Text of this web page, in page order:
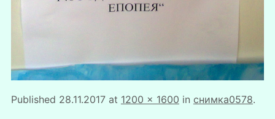
Published 28.11.2017at 1200 × 1600 in снимка0578.